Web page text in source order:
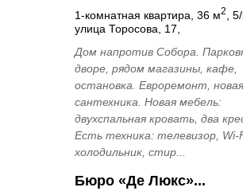
1-комнатная квартира, 36 м2
,
улица Торосова, 17,
Дом напротив Собора.
дворе, рядом магазины, кафе,
остановка. Евроремонт, новая
сантехника. Новая мебель:
двухспальная кровать, два
Есть техника: телевизор, Wi-
холодильник, стир...
Бюро «Де Люкс»...